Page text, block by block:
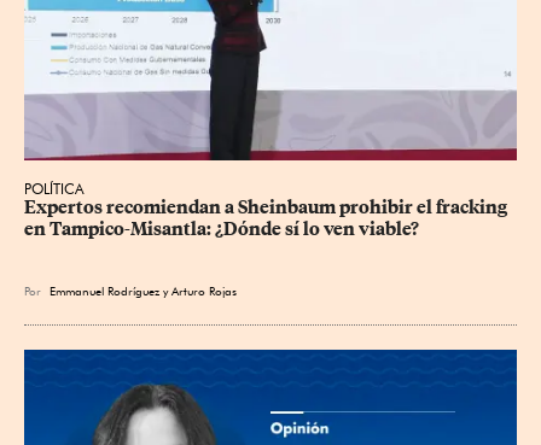
POLÍTICA
Expertos recomiendan a Sheinbaum prohibir el fracking
en Tampico-Misantla: ¿Dónde sí lo ven viable?
Por Emmanuel Rodríguez yArturo Rojas